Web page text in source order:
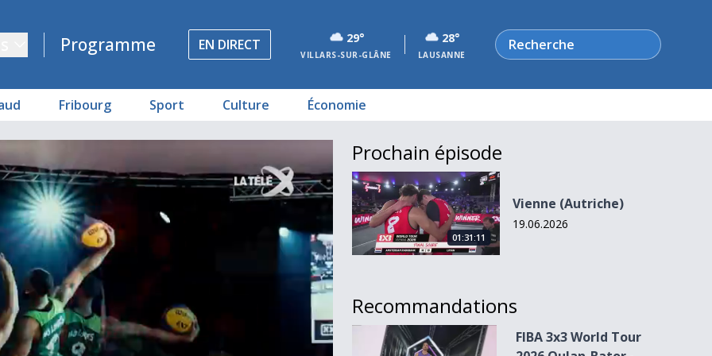
Programme EN DIRECT 29°
VILLARS-SUR-GLÂNE
28°
LAUSANNE
Rechercher
Fribourg Sport Culture Économie
Prochain épisode
Vienne (Autriche)
01:31:11
Vienne (Autriche)
19.06.2026
Recommandations
FIBA 3x3 World Tour 2026 Oulan-Bator - Finale
FIBA 3x3 World Tour